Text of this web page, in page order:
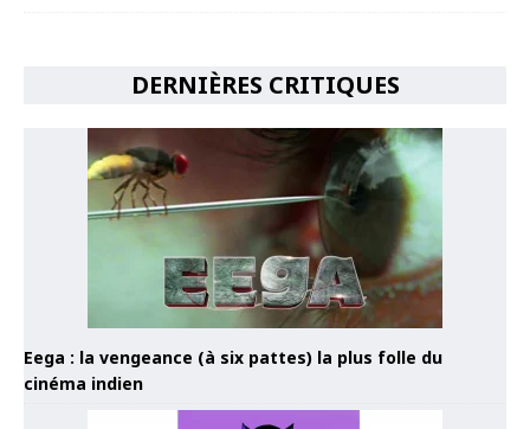
DERNIÈRES CRITIQUES
Eega : la vengeance (à six pattes) la plus folle du
cinéma indien